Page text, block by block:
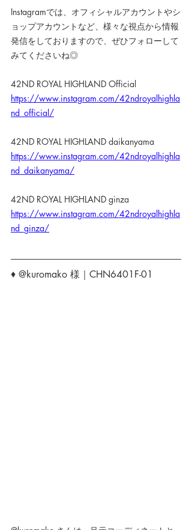
Instagramでは、オフィシャルアカウントやシ
ョップアカウントなど、様々な視点から情報
発信をしておりますので、ぜひフォローして
みてくださいね◎
42ND ROYAL HIGHLAND Official
https://www.instagram.com/42ndroyalhighla
nd_official/
42ND ROYAL HIGHLAND daikanyama
https://www.instagram.com/42ndroyalhighla
nd_daikanyama/
42ND ROYAL HIGHLAND ginza
https://www.instagram.com/42ndroyalhighla
nd_ginza/
♦ @kuromako 様｜CHN6401F-01